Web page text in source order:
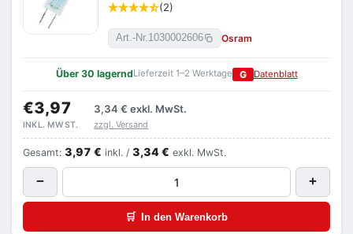
(2)
Art.-Nr.1030002606 Osram
Über 30 lagerndLieferzeit 1–2 Werktage G Datenblatt
€3,97 3,34 € exkl. MwSt.
INKL. MWST. zzgl. Versand
Gesamt: 3,97 € inkl. / 3,34 € exkl. MwSt.
− +
🛒 In den Warenkorb